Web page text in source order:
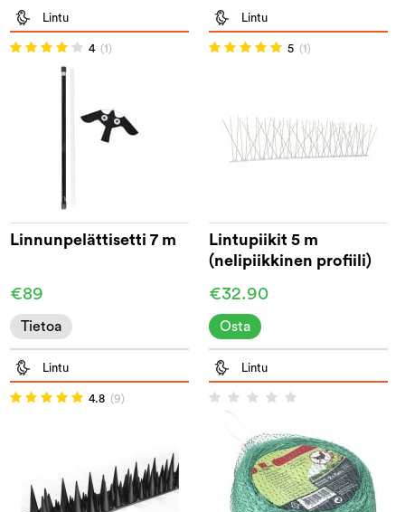
Lintu
4 (1)
Linnunpelättisetti 7 m
€89
Tietoa
Lintu
5 (1)
Lintupiikit 5 m
(nelipiikkinen profiili)
€32.90
Osta
Lintu
4.8 (9)
Lintu